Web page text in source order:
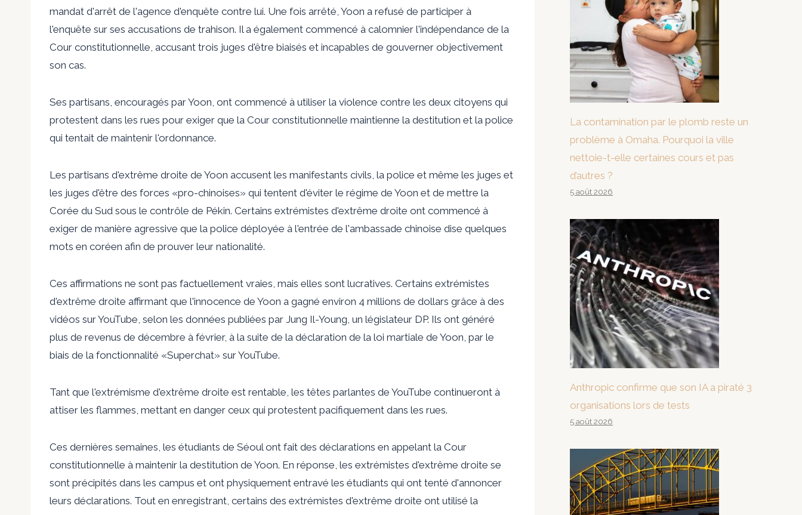
mandat d'arrêt de l'agence d'enquête contre lui. Une fois arrêté, Yoon a refusé de participer à
l'enquête sur ses accusations de trahison. Il a également commencé à calomnier l'indépendance de la
Cour constitutionnelle, accusant trois juges d'être biaisés et incapables de gouverner objectivement
son cas.
Ses partisans, encouragés par Yoon, ont commencé à utiliser la violence contre les deux citoyens qui
protestent dans les rues pour exiger que la Cour constitutionnelle maintienne la destitution et la police
qui tentait de maintenir l'ordonnance.
Les partisans d'extrême droite de Yoon accusent les manifestants civils, la police et même les juges et
les juges d'être des forces «pro-chinoises» qui tentent d'éviter le régime de Yoon et de mettre la
Corée du Sud sous le contrôle de Pékin. Certains extrémistes d'extrême droite ont commencé à
exiger de manière agressive que la police déployée à l'entrée de l'ambassade chinoise dise quelques
mots en coréen afin de prouver leur nationalité.
Ces affirmations ne sont pas factuellement vraies, mais elles sont lucratives. Certains extrémistes
d'extrême droite affirmant que l'innocence de Yoon a gagné environ 4 millions de dollars grâce à des
vidéos sur YouTube, selon les données publiées par Jung Il-Young, un législateur DP. Ils ont généré
plus de revenus de décembre à février, à la suite de la déclaration de la loi martiale de Yoon, par le
biais de la fonctionnalité «Superchat» sur YouTube.
Tant que l'extrémisme d'extrême droite est rentable, les têtes parlantes de YouTube continueront à
attiser les flammes, mettant en danger ceux qui protestent pacifiquement dans les rues.
Ces dernières semaines, les étudiants de Séoul ont fait des déclarations en appelant la Cour
constitutionnelle à maintenir la destitution de Yoon. En réponse, les extrémistes d'extrême droite se
sont précipités dans les campus et ont physiquement entravé les étudiants qui ont tenté d'annoncer
leurs déclarations. Tout en enregistrant, certains des extrémistes d'extrême droite ont utilisé la
La contamination par le plomb reste un
problème à Omaha. Pourquoi la ville
nettoie-t-elle certaines cours et pas
d’autres ?
5 août 2026
Anthropic confirme que son IA a piraté 3
organisations lors de tests
5 août 2026